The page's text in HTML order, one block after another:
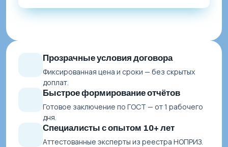
Прозрачные условия договора
Фиксированная цена и сроки — без скрытых
доплат.
Быстрое формирование отчётов
Готовое заключение по ГОСТ — от 1 рабочего
дня.
Специалисты с опытом 10+ лет
Аттестованные эксперты из реестра НОПРИЗ.